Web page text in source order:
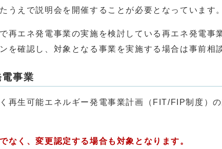
うえで説明会を開催することが必要となっています。
再エネ発電事業の実施を検討している再エネ発電事
を確認し、対象となる事業を実施する場合は事前相
事業
再生可能エネルギー発電事業計画（FIT/FIP制度）
く、変更認定する場合も対象となります。